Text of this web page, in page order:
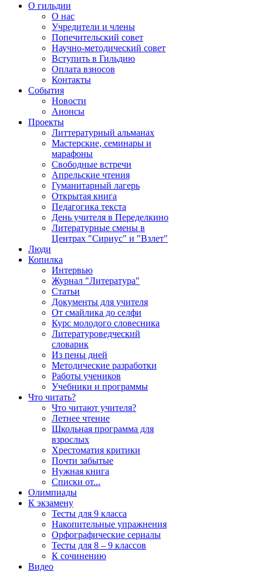
О гильдии
О нас
Учредители и члены
Попечительский совет
Научно-методический совет
Вступить в Гильдию
Оплата взносов
Контакты
События
Новости
Анонсы
Проекты
Литтературный альманах
Мастерские, семинары и
марафоны
Свободные встречи
Апрельские чтения
Гуманитарный лагерь
Открытая книга
Педагогика текста
День учителя в Переделкино
Литературные смены в
Центрах "Сириус" и "Взлет"
Люди
Копилка
Интервью
Журнал "Литература"
Статьи
Документы для учителя
От смайлика до селфи
Курс молодого словесника
Литературоведческий
словарик
Из пены дней
Методические разработки
Работы учеников
Учебники и программы
Что читать?
Что читают учителя?
Летнее чтение
Школьная программа для
взрослых
Хрестоматия критики
Почти забытые
Нужная книга
Списки от...
Олимпиады
К экзамену
Тесты для 9 класса
Накопительные упражнения
Орфографические сериалы
Тесты для 8 – 9 классов
К сочинению
Видео